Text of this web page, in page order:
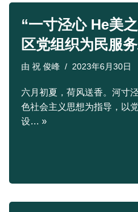
“一寸泾心 He美
区党组织为民服
由 祝 俊峰 2023年6月30日
六月初夏，荷风送香。河寸
色社会主义思想为指导，以
设… »